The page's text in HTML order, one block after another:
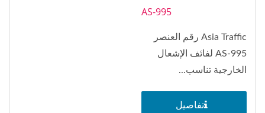
AS-995
Asia Traffic رقم العنصر
AS-995 لفائف الإشعال
الخارجية تناسب...
تفاصيل